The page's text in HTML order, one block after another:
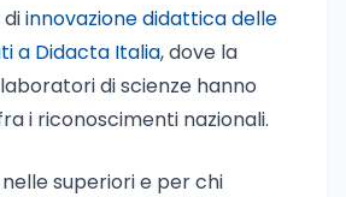
innovazione didattica delle
a Didacta Italia, dove la
di scienze hanno
i riconoscimenti nazionali.
superiori e per chi